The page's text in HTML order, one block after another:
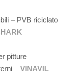
– PVB riciclato
pitture
–VINAVIL